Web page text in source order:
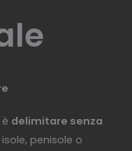
delimitare senza
penisole o